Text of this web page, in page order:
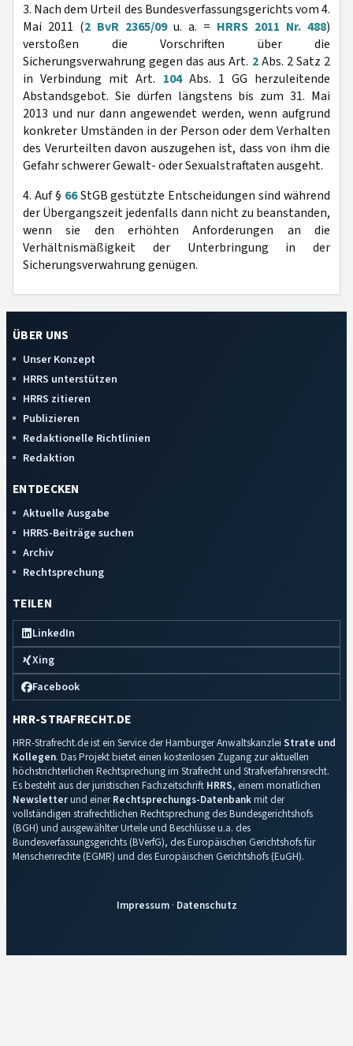
3. Nach dem Urteil des Bundesverfassungsgerichts vom 4.
Mai 2011 (2 BvR 2365/09u. a. = HRRS 2011 Nr. 488)
verstoßen die Vorschriften über die
Sicherungsverwahrung gegen das aus Art. 2Abs. 2 Satz 2
in Verbindung mit Art. 104Abs. 1 GG herzuleitende
Abstandsgebot. Sie dürfen längstens bis zum 31. Mai
2013 und nur dann angewendet werden, wenn aufgrund
konkreter Umständen in der Person oder dem Verhalten
des Verurteilten davon auszugehen ist, dass von ihm die
Gefahr schwerer Gewalt- oder Sexualstraftaten ausgeht.
4. Auf § 66StGB gestützte Entscheidungen sind während
der Übergangszeit jedenfalls dann nicht zu beanstanden,
wenn sie den erhöhten Anforderungen an die
Verhältnismäßigkeit der Unterbringung in der
Sicherungsverwahrung genügen.
ÜBER UNS
Unser Konzept
HRRS unterstützen
HRRS zitieren
Publizieren
Redaktionelle Richtlinien
Redaktion
ENTDECKEN
Aktuelle Ausgabe
HRRS-Beiträge suchen
Archiv
Rechtsprechung
TEILEN
LinkedIn
Xing
Facebook
HRR-STRAFRECHT.DE
HRR-Strafrecht.de ist ein Service der Hamburger Anwaltskanzlei Strate und
Kollegen. Das Projekt bietet einen kostenlosen Zugang zur aktuellen
höchstrichterlichen Rechtsprechung im Strafrecht und Strafverfahrensrecht.
Es besteht aus der juristischen Fachzeitschrift HRRS, einem monatlichen
Newsletterund einerRechtsprechungs-Datenbankmit der
vollständigen strafrechtlichen Rechtsprechung des Bundesgerichtshofs
(BGH) und ausgewählter Urteile und Beschlüsse u.a. des
Bundesverfassungsgerichts (BVerfG), des Europäischen Gerichtshofs für
Menschenrechte (EGMR) und des Europäischen Gerichtshofs (EuGH).
Impressum· Datenschutz